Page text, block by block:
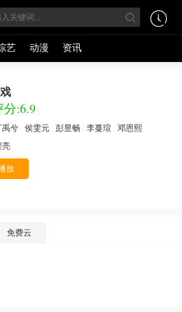
艺 动漫 资讯
:6.9
禹兮 侯雯元 彭昱畅 李蔓瑄
邓恩熙
亮
放
免费云